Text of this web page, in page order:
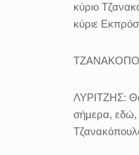
κύριο
κύριε
ΛΥΡΙΤΖΗΣ:
σήμερα, εδώ,